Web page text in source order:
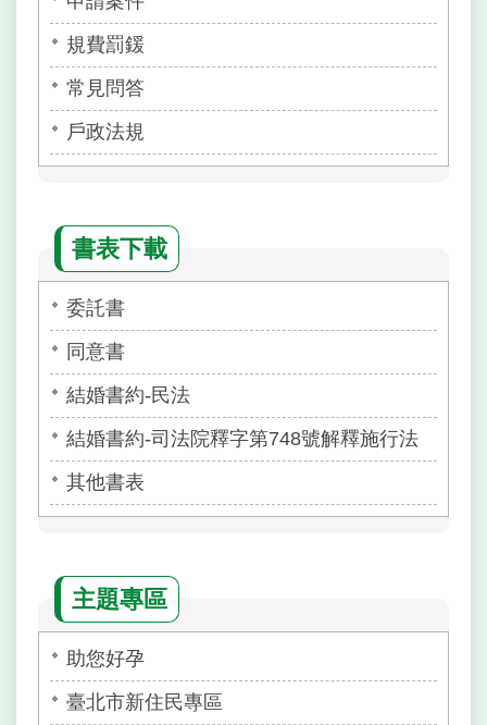
規費罰鍰
常見問答
戶政法規
書表下載
委託書
同意書
結婚書約-民法
結婚書約-司法院釋字第748號解釋施行法
其他書表
主題專區
助您好孕
臺北市新住民專區